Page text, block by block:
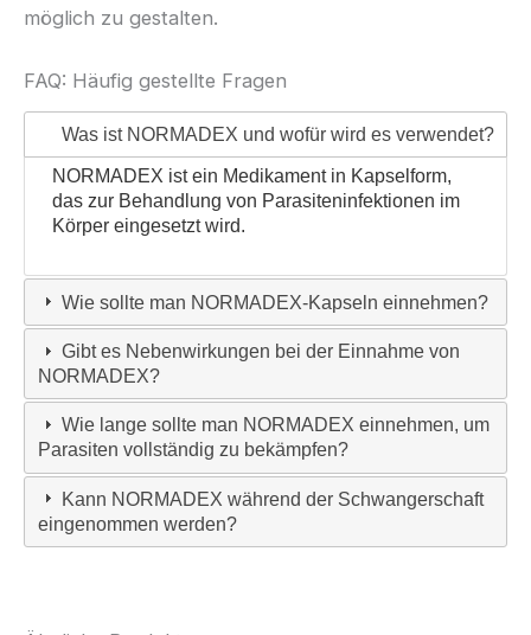
möglich zu gestalten.
FAQ: Häufig gestellte Fragen
Was ist NORMADEX und wofür wird es verwendet?
NORMADEX ist ein Medikament in Kapselform,
das zur Behandlung von Parasiteninfektionen im
Körper eingesetzt wird.
Wie sollte man NORMADEX-Kapseln einnehmen?
Gibt es Nebenwirkungen bei der Einnahme von
NORMADEX?
Wie lange sollte man NORMADEX einnehmen, um
Parasiten vollständig zu bekämpfen?
Kann NORMADEX während der Schwangerschaft
eingenommen werden?